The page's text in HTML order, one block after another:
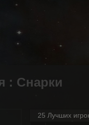
: Снарки
25 Лучших